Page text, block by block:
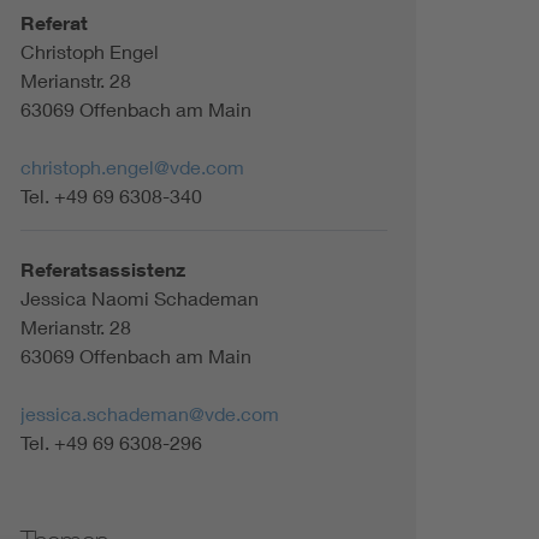
Referat
Christoph Engel
Merianstr. 28
63069 Offenbach am Main
christoph.engel@vde.com
Tel. +49 69 6308-340
Referatsassistenz
Jessica Naomi Schademan
Merianstr. 28
63069 Offenbach am Main
jessica.schademan@vde.com
Tel. +49 69 6308-296